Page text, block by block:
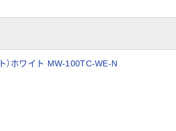
）ホワイト MW-100TC-WE-N